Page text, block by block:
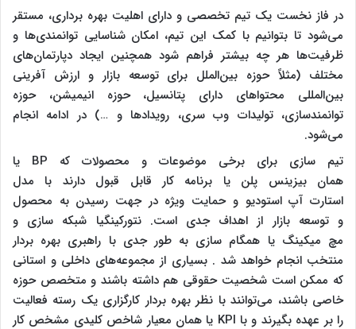
در فاز نخست یک تیم تخصصی و دارای اهلیت بهره برداری، مستقر
می‌شود تا بتوانیم با کمک این تیم، امکان شناسایی توانمندی‌ها و
ظرفیت‌ها هر چه بیشتر فراهم شود همچنین ایجاد دپارتمان‌های
مختلف (مثلاً حوزه بین‌الملل برای توسعه بازار و ارزش آفرینی
بین‌المللی محتواهای دارای پتانسیل، حوزه انیمیشن، حوزه
توانمندسازی، تولیدات وب سری، رویدادها و …) در ادامه انجام
می‌شود.
تیم سازی برای برخی موضوعات و محصولات که BP یا
همان بیزینس پلن یا برنامه کار قابل قبول دارند با مدل
استارت آپ استودیو و حمایت ویژه در جهت رسیدن به محصول
و توسعه بازار از اهداف جدی است. نتورکینگیا شبکه سازی و
مچ میکینگ یا همگام سازی به طور جدی با راهبری بهره بردار
منتخب انجام خواهد شد . بسیاری از مجموعه‌های داخلی و استانی
که ممکن است شخصیت حقوقی هم داشته باشند و متخصص حوزه
خاصی باشند، می‌توانند با نظر بهره بردار کارگزاری یک رسته فعالیت
را بر عهده بگیرند و با KPI یا همان معیار شاخص کلیدی مشخص کار